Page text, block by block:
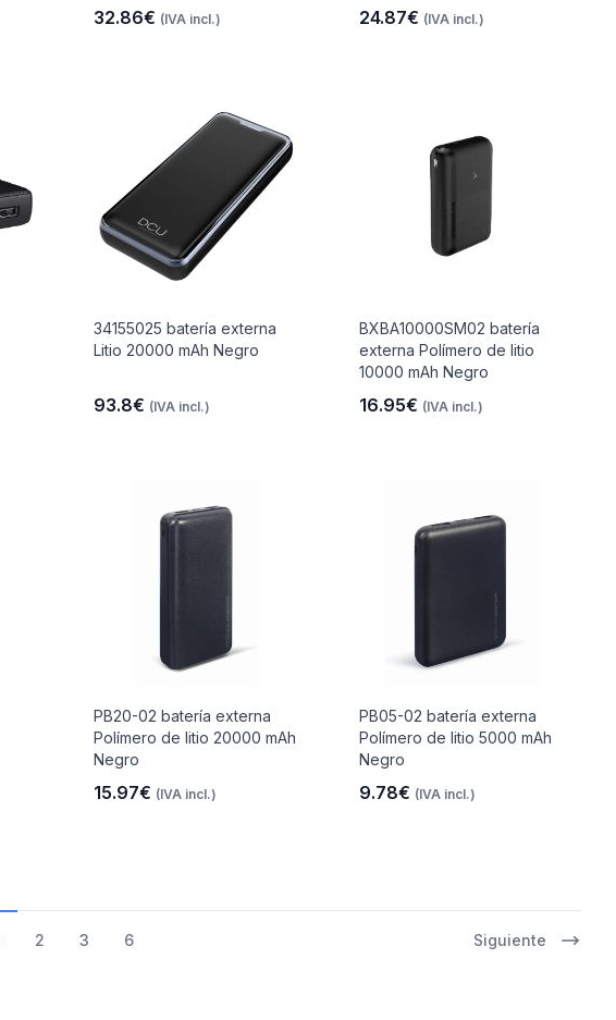
32.86€ (IVA incl.) 24.87€ (IVA incl.)
34155025 batería externa
Litio 20000 mAh Negro
93.8€ (IVA incl.)
BXBA10000SM02 batería
externa Polímero de litio
10000 mAh Negro
16.95€ (IVA incl.)
PB20-02 batería externa
Polímero de litio 20000 mAh
Negro
15.97€ (IVA incl.)
PB05-02 batería externa
Polímero de litio 5000 mAh
Negro
9.78€ (IVA incl.)
2 3 6 Siguiente